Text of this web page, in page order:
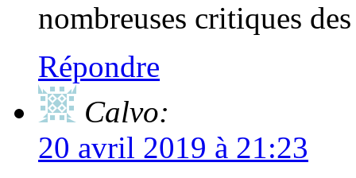
nombreuses critiques
Répondre
Calvo:
20 avril 2019 à 21:23